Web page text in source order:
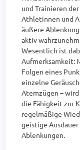
und Trainieren
Athletinnen und
äußere
aktiv
Wesentlich ist
Aufmerksamkeit:
Folgen eines
einzelne
Atemzügen –
die Fähigkeit zur
regelmäßige
geistige
Ablenkungen.